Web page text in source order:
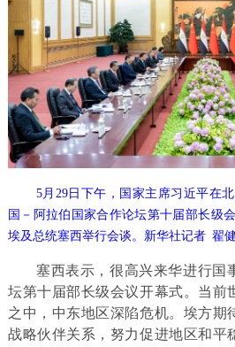
5月29日下午，国家主席习近平在
国－阿拉伯国家合作论坛第十届部长级
埃及总统塞西举行会谈。新华社记者 翟
塞西表示，很高兴来华进行国
坛第十届部长级会议开幕式。当前
之中，中东地区深陷危机。埃方期
战略伙伴关系，努力促进地区和平